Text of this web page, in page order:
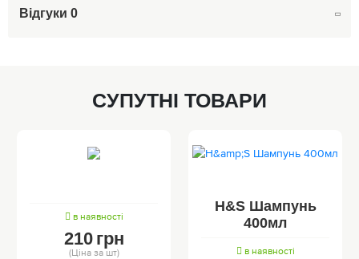
Відгуки 0
СУПУТНІ ТОВАРИ
в наявності
210 грн
(Ціна за шт)
H&S Шампунь
400мл
в наявності